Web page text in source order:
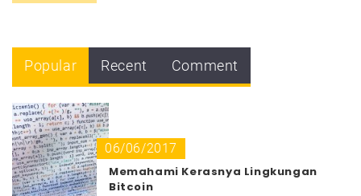
Popular Recent Comment
06/06/2017
Memahami Kerasnya Lingkungan
Bitcoin